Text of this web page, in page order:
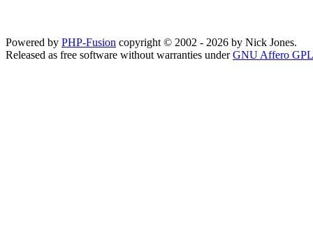
Powered by PHP-Fusion copyright © 2002 - 2026 by Nick Jones.
Released as free software without warranties underGNU Affero GPL